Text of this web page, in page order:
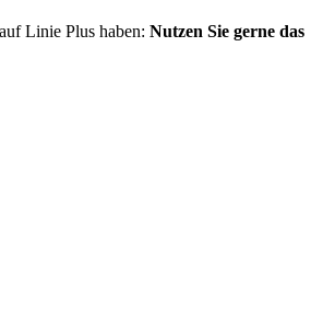
Linie Plus haben: Nutzen Sie gerne das